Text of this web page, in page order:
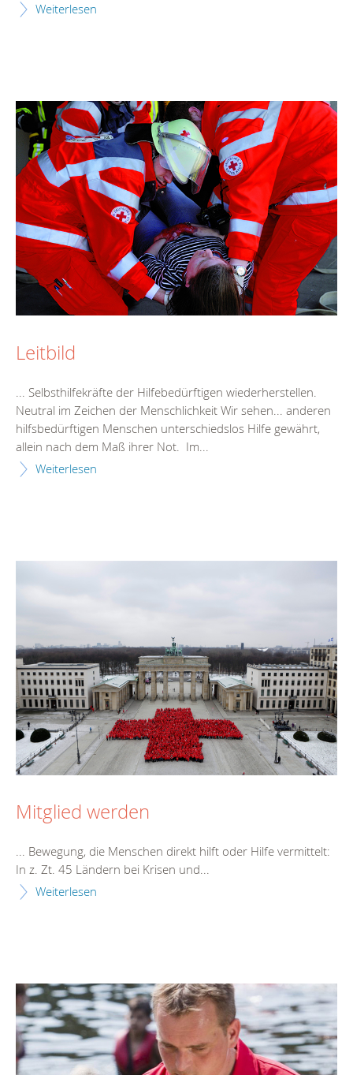
Weiterlesen
Leitbild
... Selbsthilfekräfte der Hilfebedürftigen wiederherstellen.
Neutral im Zeichen der Menschlichkeit Wir sehen... anderen
hilfsbedürftigen Menschen unterschiedslos Hilfe gewährt,
allein nach dem Maß ihrer Not. Im...
Weiterlesen
Mitglied werden
... Bewegung, die Menschen direkt hilft oder Hilfe vermittelt:
In z. Zt. 45 Ländern bei Krisen und...
Weiterlesen